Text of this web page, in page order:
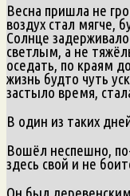
Весна пришла не
воздух стал мягче,
Солнце
светлым, а не
оседать, по краям
жизнь будто чуть
застыло время,
В один из таких
Вошёл неспешно,
здесь свой и не
Он был